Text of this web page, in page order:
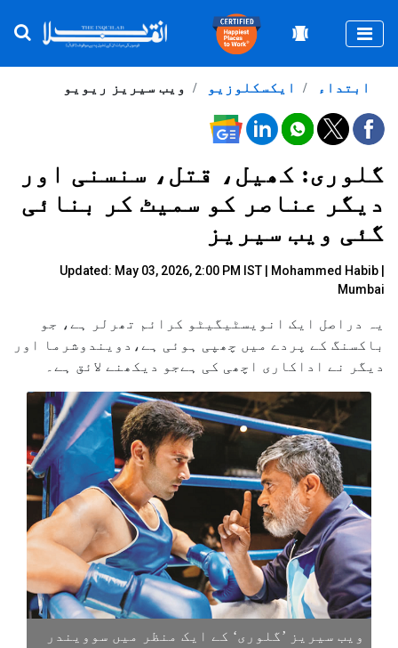
ویب سیریز ریویو ایکسکلوزیو ابتداء
گلوری: کھیل، قتل، سنسنی اور
دیگر عناصر کو سمیٹ کر بنائی
گئی ویب سیریز
Updated: May 03, 2026, 2:00 PM IST |
Mohammed Habib |
Mumbai
یہ دراصل ایک انویسٹیگیٹو کرائم تھرلر ہے، جو
باکسنگ کے پردے میں چھپی ہوئی ہے،دویندوشرما اور
دیگر نے اداکاری اچھی کی ہےجو دیکھنے لائق ہے۔
ویب سیریز ’گلوری‘ کے ایک منظر میں سوویندر